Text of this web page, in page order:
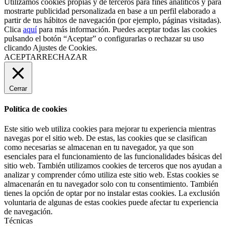
mostrarte publicidad personalizada en base a un perfil elaborado a
partir de tus hábitos de navegación (por ejemplo, páginas visitadas).
Clica aquípara más información. Puedes aceptar todas las cookies
pulsando el botón “Aceptar” o configurarlas o rechazar su uso
clicando Ajustes de Cookies.
ACEPTARRECHAZAR
Cerrar
Política de cookies
Este sitio web utiliza cookies para mejorar tu experiencia mientras
navegas por el sitio web. De estas, las cookies que se clasifican
como necesarias se almacenan en tu navegador, ya que son
esenciales para el funcionamiento de las funcionalidades básicas del
sitio web. También utilizamos cookies de terceros que nos ayudan a
analizar y comprender cómo utiliza este sitio web. Estas cookies se
almacenarán en tu navegador solo con tu consentimiento. También
tienes la opción de optar por no instalar estas cookies. La exclusión
voluntaria de algunas de estas cookies puede afectar tu experiencia
de navegación.
Técnicas